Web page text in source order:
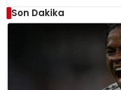
Son Dakika